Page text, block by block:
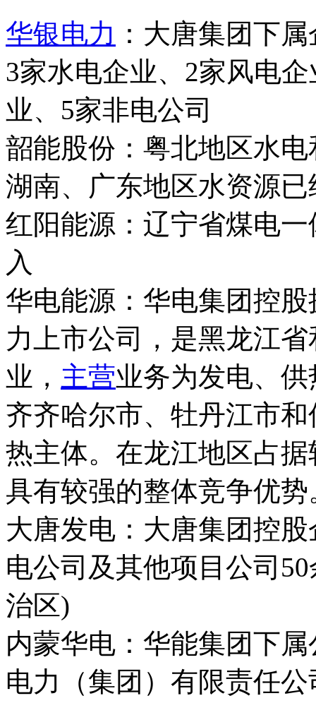
华银电力 ：大唐集团下
3家水电企业、2家风电
业、5家非电公司
韶能股份：粤北地区水
湖南、广东地区水资源
红阳能源：辽宁省煤电
入
华电能源：华电集团控
力上市公司，是黑龙江
业， 主营业务为发电、
齐齐哈尔市、牡丹江市
热主体。在龙江地区占
具有较强的整体竞争优势
大唐发电：大唐集团控
电公司及其他项目公司
治区)
内蒙华电：华能集团下
电力（集团）有限责任